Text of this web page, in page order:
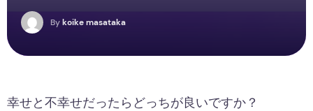
Bykoike masataka
幸せと不幸せだったらどっちが良いですか？